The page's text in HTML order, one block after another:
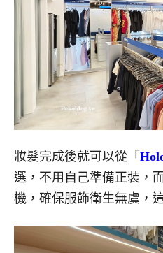
妝髮完成後就可以從「
選，不用自己準備正裝，
機，確保服飾衛生無虞，